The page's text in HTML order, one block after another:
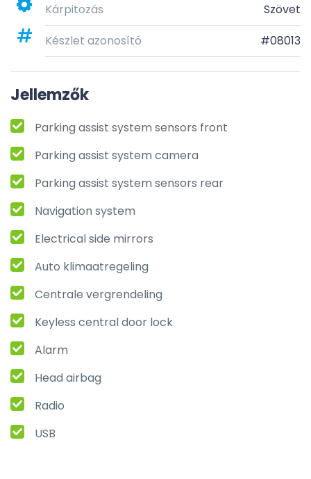
Kárpitozás
Szövet
Készlet azonosító
#08013
Jellemzők
Parking assist system sensors front
Parking assist system camera
Parking assist system sensors rear
Navigation system
Electrical side mirrors
Auto klimaatregeling
Centrale vergrendeling
Keyless central door lock
Alarm
Head airbag
Radio
USB